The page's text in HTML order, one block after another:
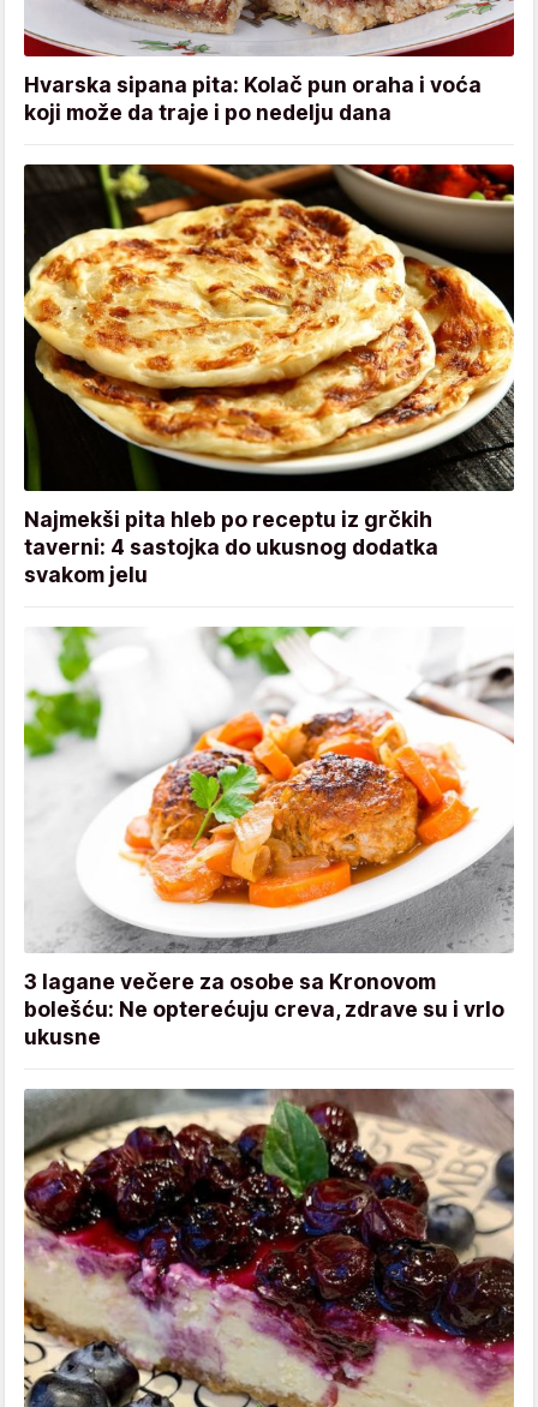
Hvarska sipana pita: Kolač pun oraha i voća
koji može da traje i po nedelju dana
Najmekši pita hleb po receptu iz grčkih
taverni: 4 sastojka do ukusnog dodatka
svakom jelu
3 lagane večere za osobe sa Kronovom
bolešću: Ne opterećuju creva, zdrave su i vrlo
ukusne